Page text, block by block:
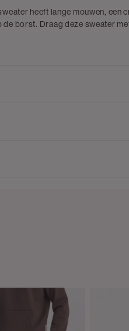
heeft lange mouwen, een
borst. Draag deze sweater